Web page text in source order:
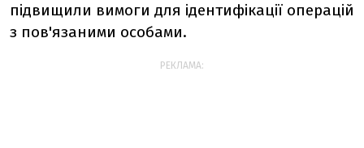
підвищили вимоги для ідентифікації операцій
з пов'язаними особами.
РЕКЛАМА: